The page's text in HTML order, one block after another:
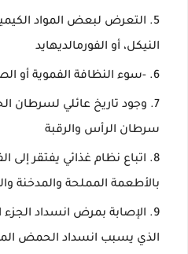
التعرض لبعض المواد
النيكل، أو الفورمالديهايد
-سوء النظافة الفموية أو
وجود تاريخ عائلي لسرطان
سرطان الرأس والرقبة
اتباع نظام غذائي يفتقر إلى
بالأطعمة المملحة والمدخنة
الذي يسبب انسداد الحمض